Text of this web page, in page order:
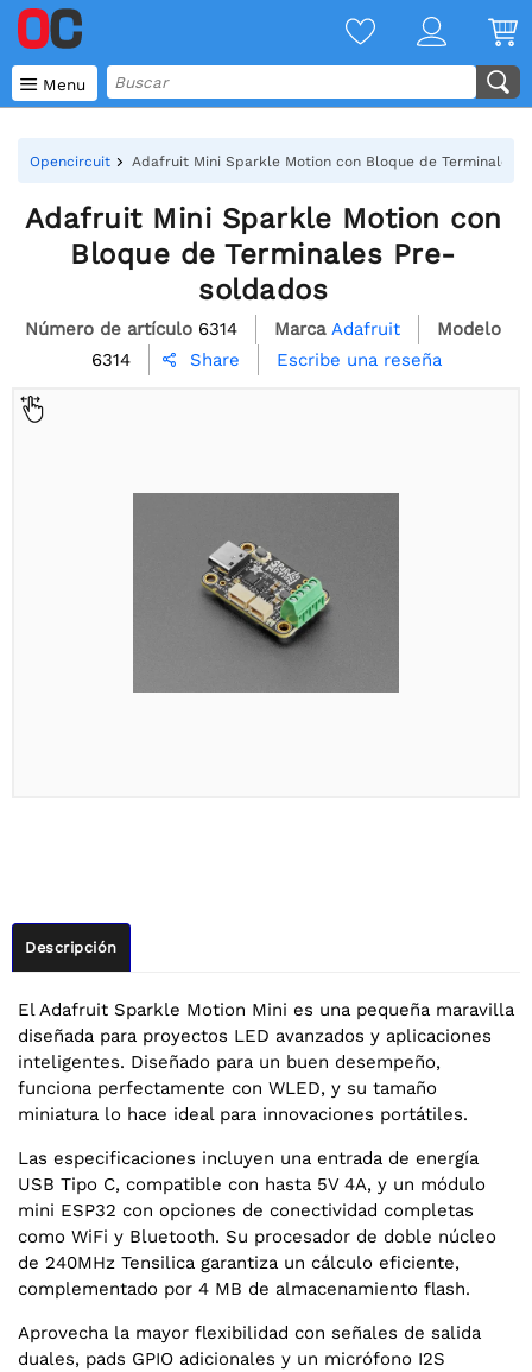
 Menu
Opencircuit Adafruit Mini Sparkle Motion con Bloque de Terminales
Adafruit Mini Sparkle Motion con
Bloque de Terminales Pre-
soldados
Número de artículo 6314 Marca Adafruit
Modelo
6314
 Share Escribe una reseña
Descripción
El Adafruit Sparkle Motion Mini es una pequeña maravilla
diseñada para proyectos LED avanzados y aplicaciones
inteligentes. Diseñado para un buen desempeño,
funciona perfectamente con WLED, y su tamaño
miniatura lo hace ideal para innovaciones portátiles.
Las especificaciones incluyen una entrada de energía
USB Tipo C, compatible con hasta 5V 4A, y un módulo
mini ESP32 con opciones de conectividad completas
como WiFi y Bluetooth. Su procesador de doble núcleo
de 240MHz Tensilica garantiza un cálculo eficiente,
complementado por 4 MB de almacenamiento flash.
Aprovecha la mayor flexibilidad con señales de salida
duales, pads GPIO adicionales y un micrófono I2S